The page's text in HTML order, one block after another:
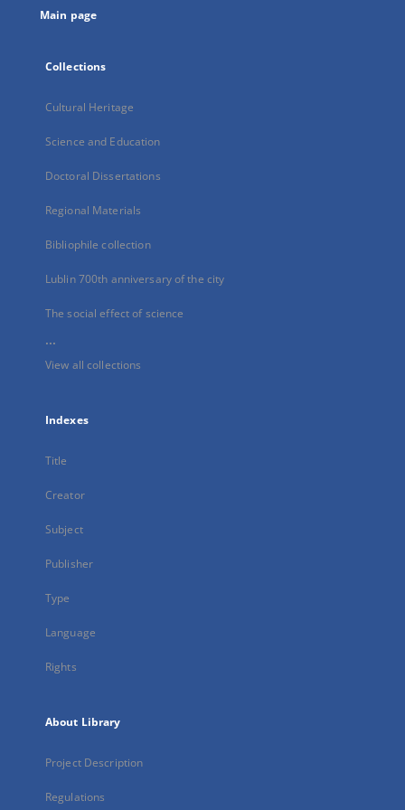
Main page
Collections
Cultural Heritage
Science and Education
Doctoral Dissertations
Regional Materials
Bibliophile collection
Lublin 700th anniversary of the city
The social effect of science
...
View all collections
Indexes
Title
Creator
Subject
Publisher
Type
Language
Rights
About Library
Project Description
Regulations